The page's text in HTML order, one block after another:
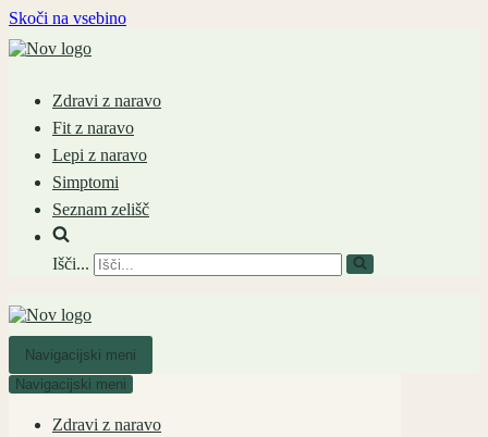
Skoči na vsebino
Zdravi z naravo
Fit z naravo
Lepi z naravo
Simptomi
Seznam zelišč
Išči...
Navigacijski meni
Navigacijski meni
Zdravi z naravo